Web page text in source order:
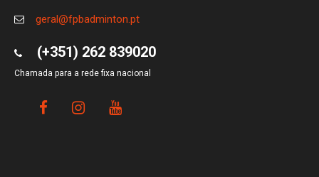
geral@fpbadminton.pt
(+351) 262 839020
Chamada para a rede fixa nacional